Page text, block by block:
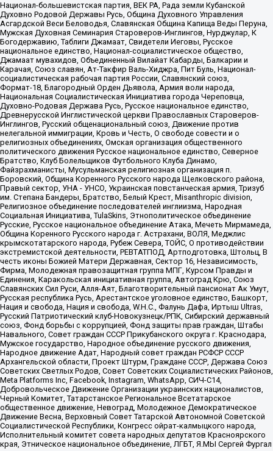
Национал-большевистская партия, ВЕК РА, Рада земли Кубанской
Духовно Родовой Державы Русь, Община Духовного Управления
Асгардской Веси Беловодья, Славянская Община Капища Веды Перуна,
Мужская Духовная Семинария Староверов-Инглингов, Нурджулар, К
Богодержавию, Таблиги Джамаат, Свидетели Иеговы, Русское
национальное единство, Национал-социалистическое общество,
Джамаат мувахидов, Объединенный Вилайат Кабарды, Балкарии и
Карачая, Союз славян, Ат-Такфир Валь-Хиджра, Пит Буль, Национал-
социалистическая рабочая партия России, Славянский союз,
Формат-18, Благородный Орден Дьявола, Армия воли народа,
Национальная Социалистическая Инициатива города Череповца,
Духовно-Родовая Держава Русь, Русское национальное единство,
Древнерусской Инглистической церкви Православных Староверов-
Инглингов, Русский общенациональный союз, Движение против
нелегальной иммиграции, Кровь и Честь, О свободе совести и о
религиозных объединениях, Омская организация общественного
политического движения Русское национальное единство, Северное
Братство, Клуб Болельщиков Футбольного Клуба Динамо,
Файзрахманисты, Мусульманская религиозная организация п.
Боровский, Община Коренного Русского народа Щелковского района,
Правый сектор, УНА - УНСО, Украинская повстанческая армия, Тризуб
им. Степана Бандеры, Братство, Белый Крест, Misanthropic division,
Религиозное объединение последователей инглиизма, Народная
Социальная Инициатива, TulaSkins, Этнополитическое объединение
Русские, Русское национальное объединение Атака, Мечеть Мирмамеда,
Община Коренного Русского народа г. Астрахани, ВОЛЯ, Меджлис
крымскотатарского народа, Рубеж Севера, ТОЙС, О противодействии
экстремистской деятельности, РЕВТАТПОД, Артподготовка, Штольц, В
честь иконы Божией Матери Державная, Сектор 16, Независимость,
Фирма, Молодежная правозащитная группа МПГ, Курсом Правды и
Единения, Каракольская инициативная группа, Автоград Крю, Союз
Славянских Сил Руси, Алля-Аят, Благотворительный пансионат Ак Умут,
Русская республика Русь, Арестантское уголовное единство, Башкорт,
Нация и свобода, Нация и свобода, W.H.С., Фалунь Дафа, Иртыш Ultras,
Русский Патриотический клуб-Новокузнецк/РПК, Сибирский державный
союз, Фонд борьбы с коррупцией, Фонд защиты прав граждан, Штабы
Навального, Совет граждан СССР Прикубанского округа г. Краснодара,
Мужское государство, Народное объединение русского движения,
Народное движение Адат, Народный совет граждан РСФСР СССР
Архангельской области, Проект Штурм, Граждане СССР, Держава Союз
Советских Светлых Родов, Совет Советских Социалистических Районов,
Meta Platforms Inc, Facebook, Instagram, WhatsApp, СИЧ-С14,
Добровольческое Движение Организации украинских националистов,
Черный Комитет, Татарстанское Региональное Всетатарское
общественное движение, Невоград, Молодежное Демократическое
Движение Весна, Верховный Совет Татарской Автономной Советской
Социалистической Республики, Конгресс ойрат-калмыцкого народа,
Исполнительный комитет совета народных депутатов Красноярского
края, Этническое национальное объединение, ЛГБТ, Я.МЫ Сергей Фургал